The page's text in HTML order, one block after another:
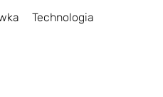
Technologia